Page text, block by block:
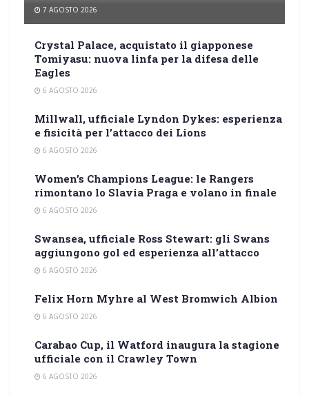
7 AGOSTO 2026
Crystal Palace, acquistato il giapponese
Tomiyasu: nuova linfa per la difesa delle
Eagles
6 AGOSTO 2026
Millwall, ufficiale Lyndon Dykes: esperienza
e fisicità per l’attacco dei Lions
6 AGOSTO 2026
Women’s Champions League: le Rangers
rimontano lo Slavia Praga e volano in finale
6 AGOSTO 2026
Swansea, ufficiale Ross Stewart: gli Swans
aggiungono gol ed esperienza all’attacco
6 AGOSTO 2026
Felix Horn Myhre al West Bromwich Albion
6 AGOSTO 2026
Carabao Cup, il Watford inaugura la stagione
ufficiale con il Crawley Town
6 AGOSTO 2026